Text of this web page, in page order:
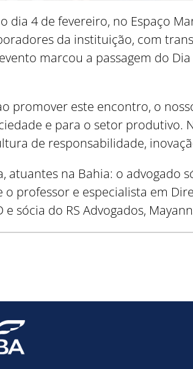
dia 4 de fevereiro, no Espaço
da instituição, com
marcou a passagem do
promover este encontro, o
e para o setor produtivo.
de responsabilidade,
atuantes na Bahia: o advogado
o professor e especialista em
sócia do RS Advogados,